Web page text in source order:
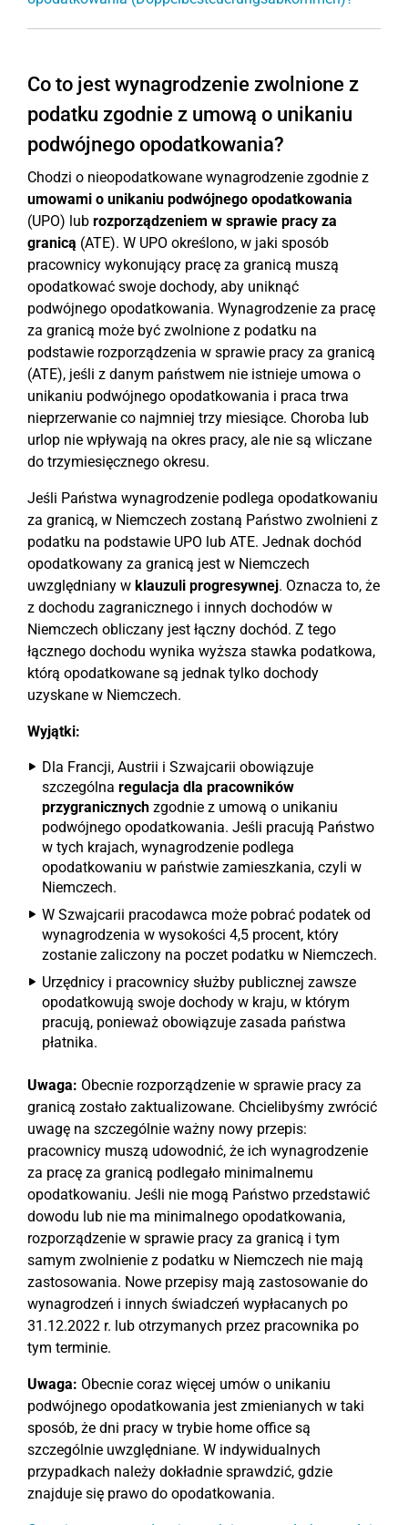
Co to jest wynagrodzenie zwolnione z
podatku zgodnie z umową o unikaniu
podwójnego opodatkowania?
Chodzi o nieopodatkowane wynagrodzenie zgodnie z
umowami o unikaniu podwójnego opodatkowania
(UPO) lub rozporządzeniem w sprawie pracy za
granicą (ATE). W UPO określono, w jaki sposób
pracownicy wykonujący pracę za granicą muszą
opodatkować swoje dochody, aby uniknąć
podwójnego opodatkowania. Wynagrodzenie za pracę
za granicą może być zwolnione z podatku na
podstawie rozporządzenia w sprawie pracy za granicą
(ATE), jeśli z danym państwem nie istnieje umowa o
unikaniu podwójnego opodatkowania i praca trwa
nieprzerwanie co najmniej trzy miesiące. Choroba lub
urlop nie wpływają na okres pracy, ale nie są wliczane
do trzymiesięcznego okresu.
Jeśli Państwa wynagrodzenie podlega opodatkowaniu
za granicą, w Niemczech zostaną Państwo zwolnieni z
podatku na podstawie UPO lub ATE. Jednak dochód
opodatkowany za granicą jest w Niemczech
uwzględniany w klauzuli progresywnej. Oznacza to, że
z dochodu zagranicznego i innych dochodów w
Niemczech obliczany jest łączny dochód. Z tego
łącznego dochodu wynika wyższa stawka podatkowa,
którą opodatkowane są jednak tylko dochody
uzyskane w Niemczech.
Wyjątki:
Dla Francji, Austrii i Szwajcarii obowiązuje
szczególna regulacja dla pracowników
przygranicznych zgodnie z umową o unikaniu
podwójnego opodatkowania. Jeśli pracują Państwo
w tych krajach, wynagrodzenie podlega
opodatkowaniu w państwie zamieszkania, czyli w
Niemczech.
W Szwajcarii pracodawca może pobrać podatek od
wynagrodzenia w wysokości 4,5 procent, który
zostanie zaliczony na poczet podatku w Niemczech.
Urzędnicy i pracownicy służby publicznej zawsze
opodatkowują swoje dochody w kraju, w którym
pracują, ponieważ obowiązuje zasada państwa
płatnika.
Uwaga: Obecnie rozporządzenie w sprawie pracy za
granicą zostało zaktualizowane. Chcielibyśmy zwrócić
uwagę na szczególnie ważny nowy przepis:
pracownicy muszą udowodnić, że ich wynagrodzenie
za pracę za granicą podlegało minimalnemu
opodatkowaniu. Jeśli nie mogą Państwo przedstawić
dowodu lub nie ma minimalnego opodatkowania,
rozporządzenie w sprawie pracy za granicą i tym
samym zwolnienie z podatku w Niemczech nie mają
zastosowania. Nowe przepisy mają zastosowanie do
wynagrodzeń i innych świadczeń wypłacanych po
31.12.2022 r. lub otrzymanych przez pracownika po
tym terminie.
Uwaga: Obecnie coraz więcej umów o unikaniu
podwójnego opodatkowania jest zmienianych w taki
sposób, że dni pracy w trybie home office są
szczególnie uwzględniane. W indywidualnych
przypadkach należy dokładnie sprawdzić, gdzie
znajduje się prawo do opodatkowania.